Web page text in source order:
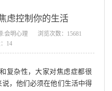
虑控制你的生活
:会明心理
浏览次数：15681
14
复杂性，大家对焦虑症都很
，他们必须在他们生活中得
会明优势